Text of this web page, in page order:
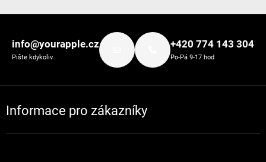
info@yourapple.cz
Pište kdykoliv
+420 774 143 304
Po-Pá 9-17 hod
Informace pro zákazníky